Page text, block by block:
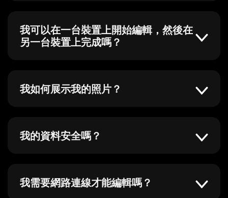
我可以在一台裝置上開始編輯，然後在
另一台裝置上完成嗎？
我如何展示我的照片？
我的資料安全嗎？
我需要網路連線才能編輯嗎？